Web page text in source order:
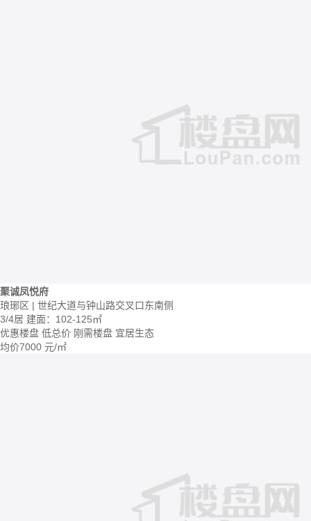
聚诚凤悦府
琅琊区 | 世纪大道与钟山路交叉口东南侧
3/4居 建面：102-125㎡
优惠楼盘 低总价 刚需楼盘 宜居生态
均价7000 元/㎡